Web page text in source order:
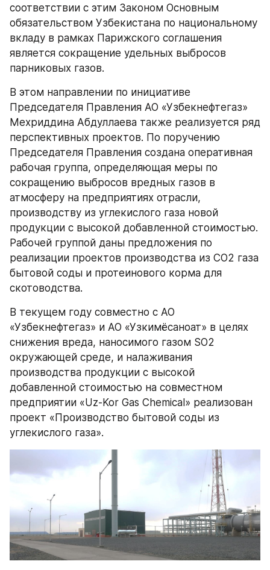
соответствии с этим Законом Основным
обязательством Узбекистана по национальному
вкладу в рамках Парижского соглашения
является сокращение удельных выбросов
парниковых газов.
В этом направлении по инициативе
Председателя Правления АО «Узбекнефтегаз»
Мехриддина Абдуллаева также реализуется ряд
перспективных проектов. По поручению
Председателя Правления создана оперативная
рабочая группа, определяющая меры по
сокращению выбросов вредных газов в
атмосферу на предприятиях отрасли,
производству из углекислого газа новой
продукции с высокой добавленной стоимостью.
Рабочей группой даны предложения по
реализации проектов производства из СО2 газа
бытовой соды и протеинового корма для
скотоводства.
В текущем году совместно с АО
«Узбекнефтегаз» и АО «Узкимёсаноат» в целях
снижения вреда, наносимого газом SO2
окружающей среде, и налаживания
производства продукции с высокой
добавленной стоимостью на совместном
предприятии «Uz-Kor Gas Chemical» реализован
проект «Производство бытовой соды из
углекислого газа».